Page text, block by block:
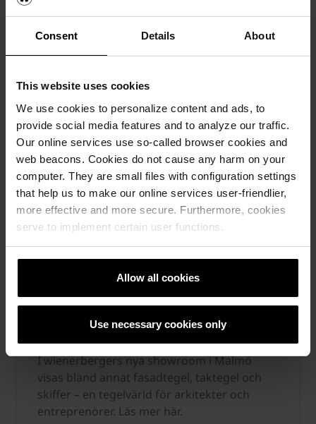
Consent Details About
This website uses cookies
We use cookies to personalize content and ads, to
provide social media features and to analyze our traffic.
Our online services use so-called browser cookies and
web beacons. Cookies do not cause any harm on your
computer. They are small files with configuration settings
that help us to make our online services user-friendlier,
more effective and more secure. Furthermore, cookies
serve to implement certain user functions.
Allow all cookies
Use necessary cookies only
wienerberger öppnar nytt showroom
för tegel i Malmö
Fasadtegel, Marktegel, Taktegel, Skärmtegel,
I wienerbergers nya showroom i Malmö
visas bland annat fasadtegel, taktegel och
skiffer – en tegelvärld för arkitekter och
entreprenörer. Läs mer här.